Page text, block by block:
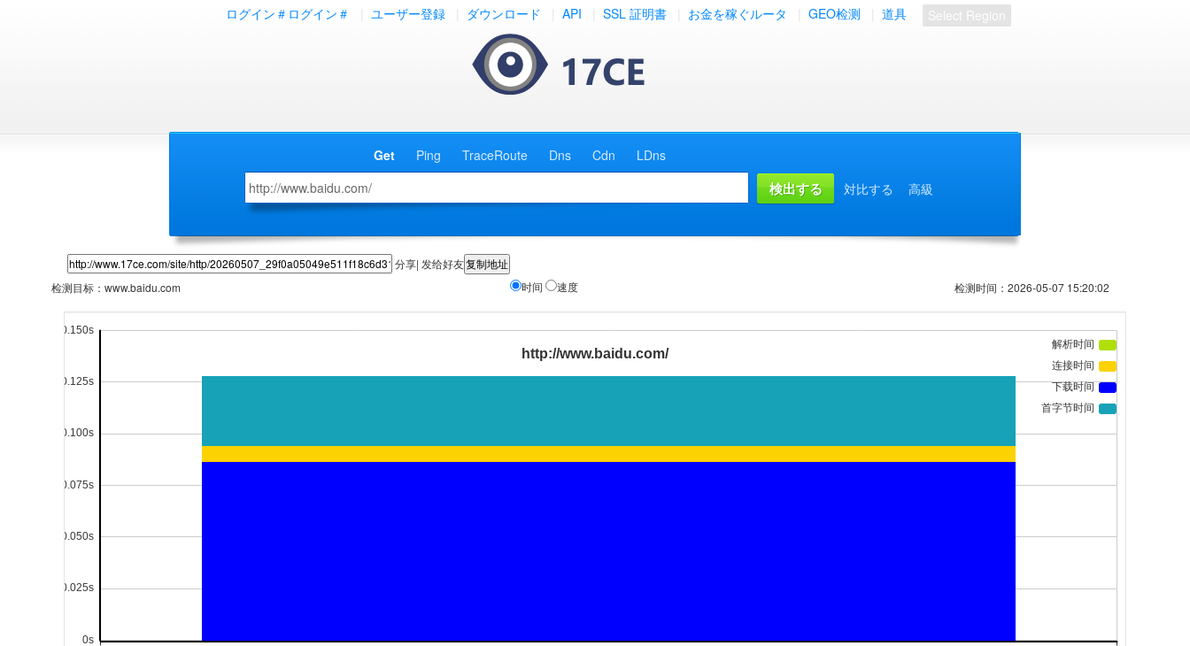
ログイン＃ログイン＃ ユーザー登録 ダウンロード API SSL 証明書 お金を稼ぐルータ GEO检测 道具 Select Region
Get Ping TraceRoute Dns Cdn
LDns
対比する
高級
分享| 发给好友
检测目标： www.baidu.com 时间 速度 检测时间：2026-05-07 15:20:02